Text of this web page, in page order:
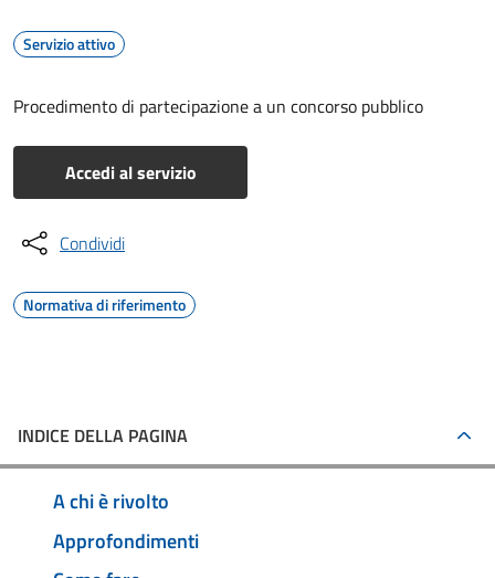
Servizio attivo
Procedimento di partecipazione a un concorso pubblico
Accedi al servizio
Condividi
Normativa di riferimento
INDICE DELLA PAGINA
A chi è rivolto
Approfondimenti